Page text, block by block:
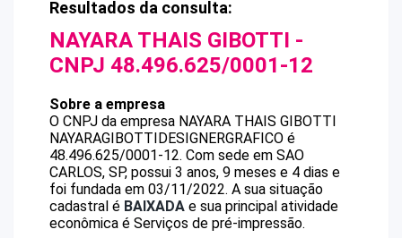
Resultados da consulta:
NAYARA THAIS GIBOTTI -
CNPJ 48.496.625/0001-12
Sobre a empresa
O CNPJ da empresa NAYARA THAIS GIBOTTI
NAYARAGIBOTTIDESIGNERGRAFICO é
48.496.625/0001-12. Com sede em SAO
CARLOS, SP, possui 3 anos, 9 meses e 4 dias e
foi fundada em 03/11/2022. A sua situação
cadastral é BAIXADA e sua principal atividade
econômica é Serviços de pré-impressão.